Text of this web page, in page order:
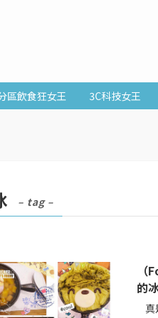
區飲食狂女王 3C科技女王
– tag –
的
真